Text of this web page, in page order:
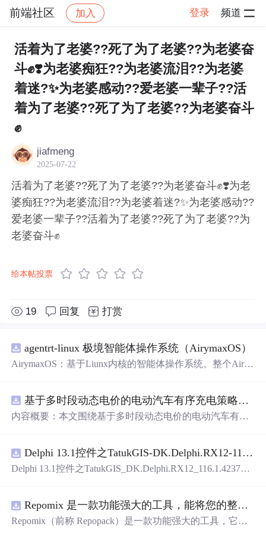
前端社区 加入 登录 频道
社区 前端社区 感慨 帖子详情
活着为了老婆??死了为了老婆??为老婆奋
斗✊❣️为老婆痴狂??为老婆流泪??为老婆
着迷?✨为老婆感动??爱老婆一辈子??活
着为了老婆??死了为了老婆??为老婆奋斗
✊
jiafmeng
2025-07-22
活着为了老婆??死了为了老婆??为老婆奋斗✊❣️为老
婆痴狂??为老婆流泪??为老婆着迷?✨为老婆感动??
爱老婆一辈子??活着为了老婆??死了为了老婆??为
老婆奋斗✊
给本帖投票
19 回复 打赏
agentrt-linux 极境智能体操作系统（AirymaxOS）
AirymaxOS：基于Liunx内核的智能体操作系统。整个Airy
度更快，运行更稳定。
基于多时段动态电价的电动汽车有序充电策略优化（Matlab代码实现）
内容概要：本文围绕基于多时段动态电价的电动汽车有序
降低用户充电成本。文中系统设计了多时段电价模型，深
入分析其对电动汽车充电需求的引导机制，构建了兼顾经
曲线，验证了该策略在削峰填谷、提升可再生能源消纳能
力以及实现电网与用户双赢方面的有效性。研究进一步考
虑了用户响应行为的不确定性，增强了模型在实际应用中
Delphi 13.1控件之TatukGIS-DK.Delphi.RX12-116.1.42371.exe.zip
Delphi 13.1控件之TatukGIS_DK.Delphi.RX12_116.1.42371.e
Repomix 是一款功能强大的工具，能将您的整个代码库打包成单个 AI 友好型文件
Repomix（前称 Repopack）是一款功能强大的工具，它能